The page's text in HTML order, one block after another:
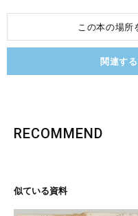
この本の場所
関連す
RECOMMEND
似ている資料